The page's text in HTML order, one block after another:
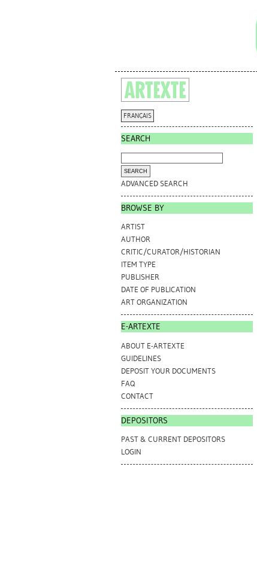
FRANÇAIS
SEARCH
ADVANCED SEARCH
BROWSE BY
ARTIST
AUTHOR
CRITIC/CURATOR/HISTORIAN
ITEM TYPE
PUBLISHER
DATE OF PUBLICATION
ART ORGANIZATION
E-ARTEXTE
ABOUT E-ARTEXTE
GUIDELINES
DEPOSIT YOUR DOCUMENTS
FAQ
CONTACT
DEPOSITORS
PAST & CURRENT DEPOSITORS
LOGIN